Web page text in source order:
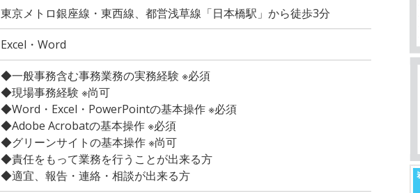
東京メトロ銀座線・東西線、都営浅草線「日本橋駅」から徒歩3分
Excel・Word
◆一般事務含む事務業務の実務経験 ※必須
◆現場事務経験 ※尚可
◆Word・Excel・PowerPointの基本操作 ※必須
◆Adobe Acrobatの基本操作 ※必須
◆グリーンサイトの基本操作 ※尚可
◆責任をもって業務を行うことが出来る方
◆適宜、報告・連絡・相談が出来る方